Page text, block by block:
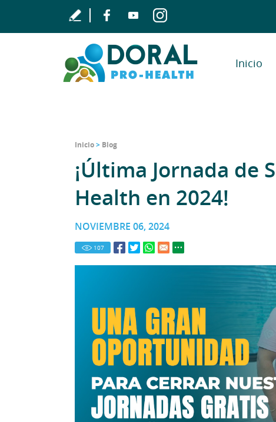
Inicio
Inicio> Blog
¡Última Jornada de
Health en 2024!
NOVIEMBRE 06, 2024
107